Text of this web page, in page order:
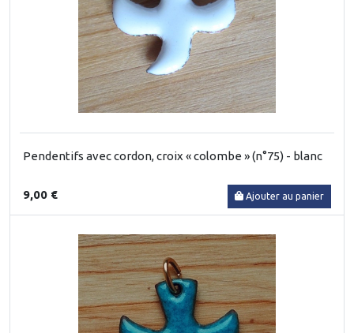
Pendentifs avec cordon, croix « colombe » (n°75) - blanc
9,00 € Ajouter au panier